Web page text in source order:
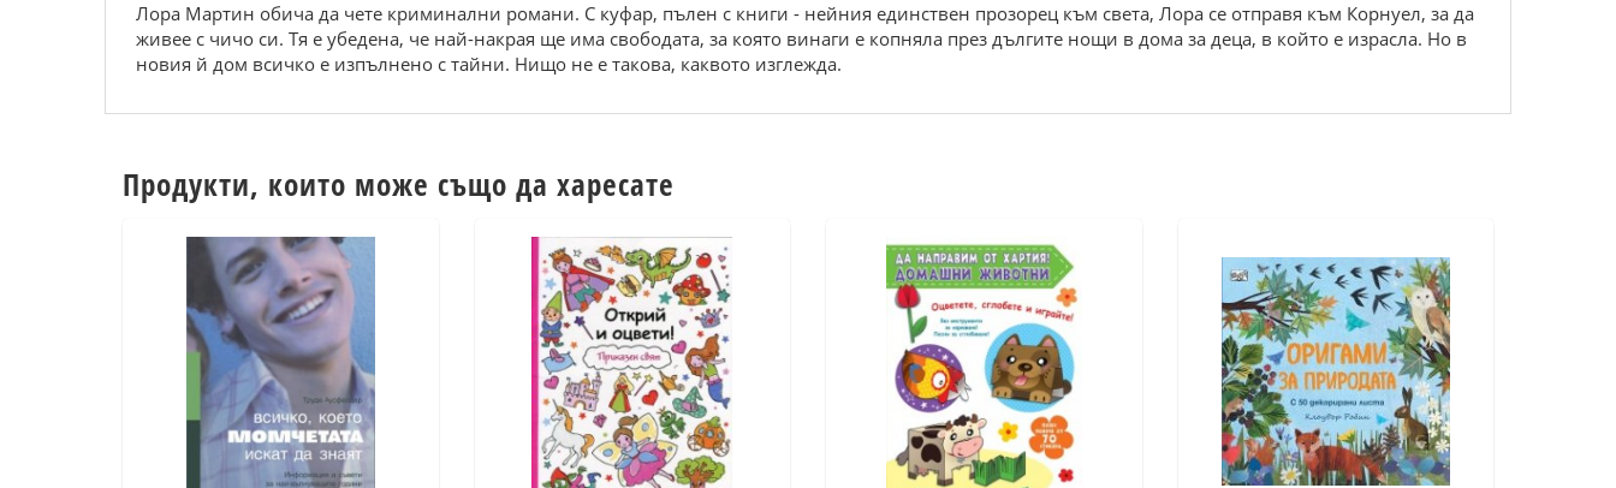
Лора Мартин обича да чете криминални романи. С куфар, пълен с книги - нейния единствен прозорец към света, Лора се отправя към Корнуел, за да
живее с чичо си. Тя е убедена, че най-накрая ще има свободата, за която винаги е копняла през дългите нощи в дома за деца, в който е израсла. Но в
новия й дом всичко е изпълнено с тайни. Нищо не е такова, каквото изглежда.
Продукти, които може също да харесате